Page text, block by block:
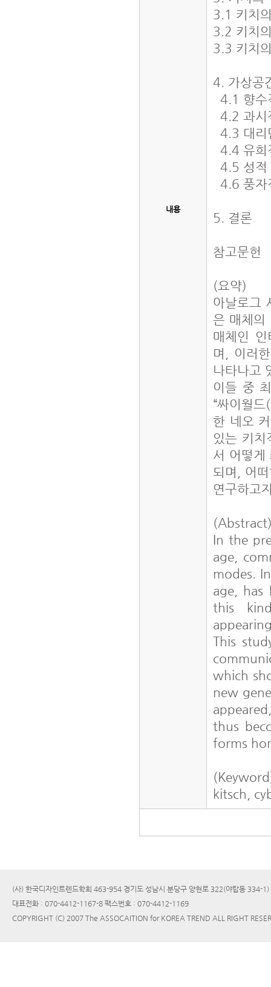
내용
3.1 키치
3.2 키치
3.3 키치
4. 가상공
4.1 향
4.2 과
4.3 대리
4.4 유
4.5 성
4.6 풍
5. 결론
참고문헌
(요약)
아날로그
은 매체의
매체인
며, 이러
나타나고
이들 중
“싸이월
한 네오
있는 키치
서 어떻게
되며, 어
연구하고
In the
age,
modes.
age, has
this kind
This
which
new
thus
forms
kitsch,
(사) 한국디자인트렌드학회 463-954 경기도 성남시 분당구 양현로 322(야탑동 334-
대표전화 : 070-4412-1167-8 팩스번호 : 070-4412-1169
COPYRIGHT (C) 2007 The ASSOCAITION for KOREA TREND ALL RIGHT